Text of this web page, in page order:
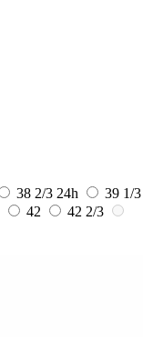
38 2/3 24h
39 1/3
42
42 2/3